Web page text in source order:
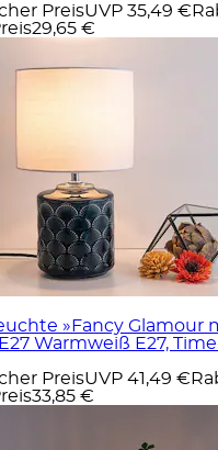
PreisUVP 35,49 €
29,65 €
»Fancy Glamour
Warmweiß E27,
PreisUVP 41,49 €
33,85 €